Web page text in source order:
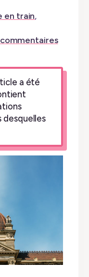
en train,
a été
desquelles